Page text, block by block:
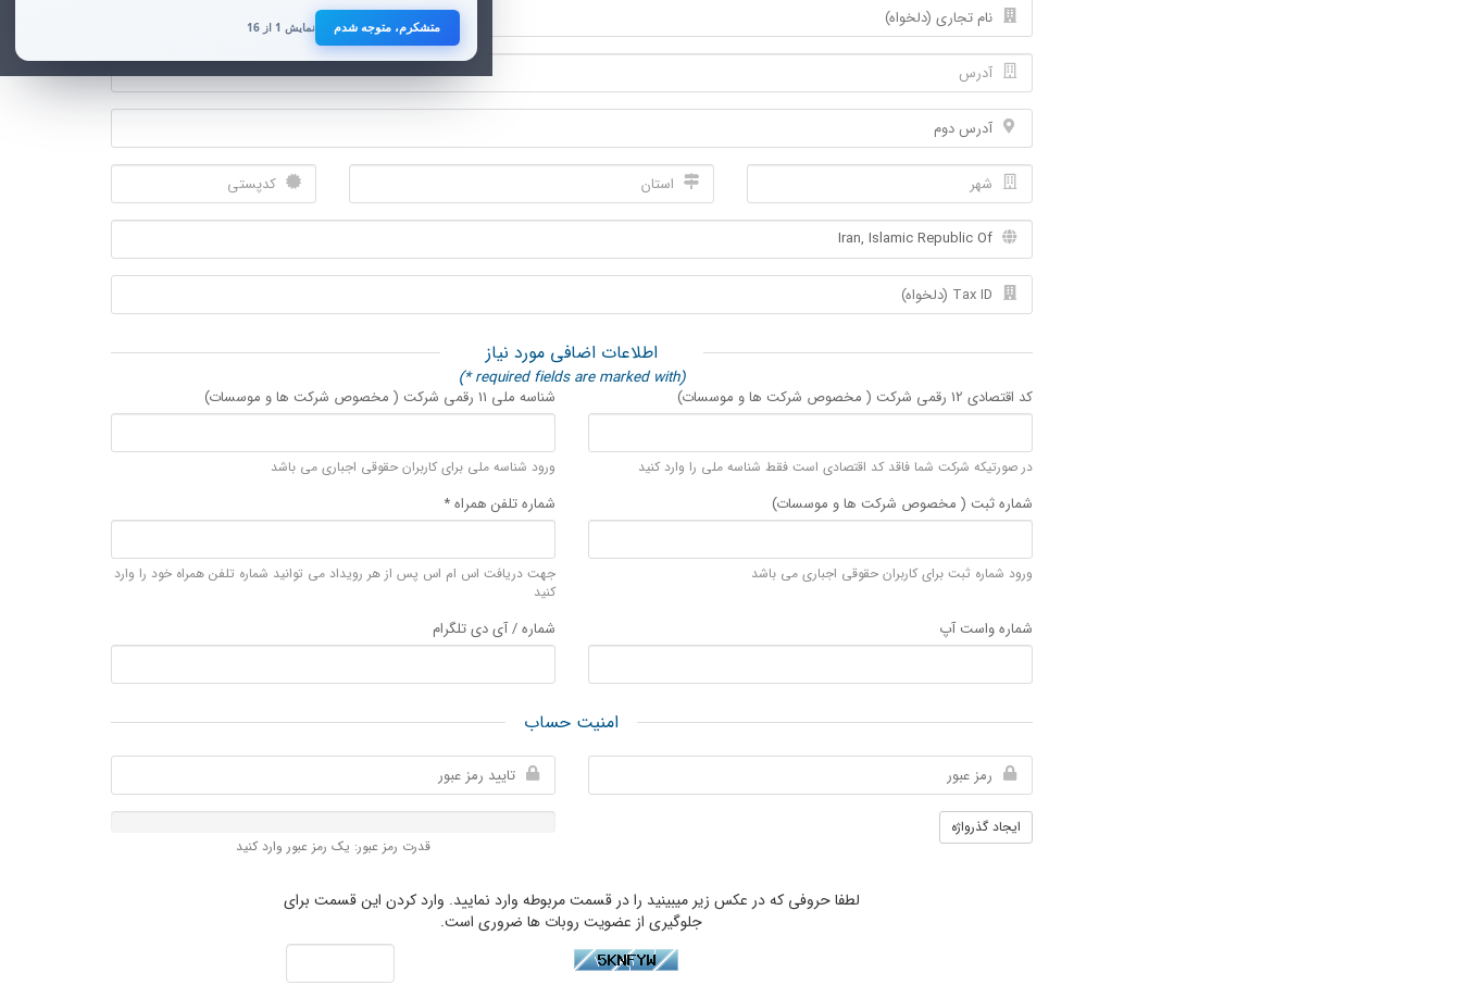
با توجه به افزایش تهدیدات سایبری علیه زیرساخت‌های ارتباطی و فناوری
اطلاعات در ماه‌های اخیر، رعایت این موضوع برای تمامی صاحبان کسب‌وکارهای
آنلاین ضروری است.
هر زمان خواستید صدا بزنید
0915 818 7379
این شماره برای همراهی و پاسخ‌گویی به شماست؛ از اینکه به ما اعتماد می‌کنید، صمیمانه
متشکرم، متوجه شدم نمایش 1 از 16
اطلاعات اضافی مورد نیاز
(required fields are marked with *)
کد اقتصادی 12 رقمی شرکت ( مخصوص شرکت ها و موسسات)
در صورتیکه شرکت شما فاقد کد اقتصادی است فقط شناسه ملی را وارد کنید
شناسه ملی 11 رقمی شرکت ( مخصوص شرکت ها و موسسات)
ورود شناسه ملی برای کاربران حقوقی اجباری می باشد
شماره ثبت ( مخصوص شرکت ها و موسسات)
ورود شماره ثبت برای کاربران حقوقی اجباری می باشد
شماره تلفن همراه *
جهت دریافت اس ام اس پس از هر رویداد می توانید شماره تلفن همراه خود را وارد
کنید
شماره واست آپ شماره / آی دی تلگرام
امنیت حساب
ایجاد گذرواژه
قدرت رمز عبور: یک رمز عبور وارد کنید
لطفا حروفی که در عکس زیر میبینید را در قسمت مربوطه وارد نمایید. وارد کردن این قسمت برای
جلوگیری از عضویت روبات ها ضروری است.